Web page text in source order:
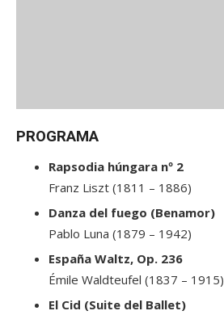
PROGRAMA
Rapsodia húngara nº 2
Franz Liszt (1811 – 1886)
Danza del fuego (Benamor)
Pablo Luna (1879 – 1942)
España Waltz, Op. 236
Émile Waldteufel (1837 – 1915)
El Cid (Suite del Ballet)